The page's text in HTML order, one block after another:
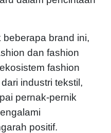
beberapa brand ini,
dan fashion
fashion
industri tekstil,
pernak-pernik
positif.